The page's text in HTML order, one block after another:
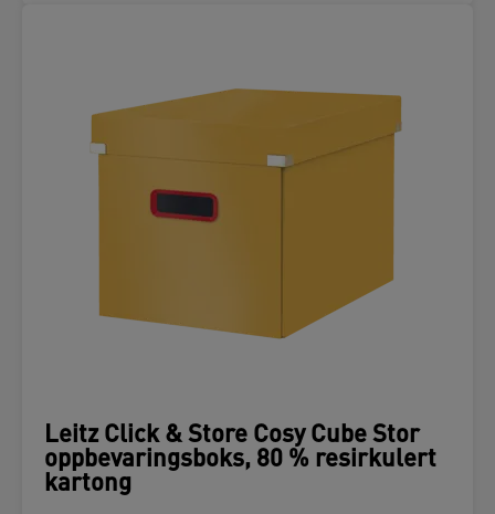
Leitz Click & Store Cosy Cube Stor
oppbevaringsboks, 80 % resirkulert
kartong